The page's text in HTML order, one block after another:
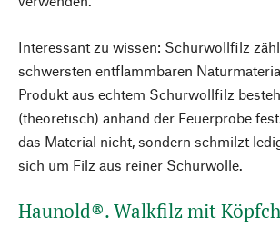
Interessant zu wissen: Schurwollfilz
schwersten entflammbaren
Produkt aus echtem Schurwollfilz
(theoretisch) anhand der Feuerprobe
das Material nicht, sondern schmilzt
sich um Filz aus reiner Schurwolle.
Haunold®. Walkfilz mit